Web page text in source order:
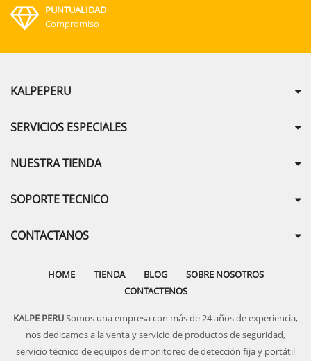
PUNTUALIDAD
Compromiso
KALPEPERU
SERVICIOS ESPECIALES
NUESTRA TIENDA
SOPORTE TECNICO
CONTACTANOS
HOME TIENDA BLOG
SOBRE NOSOTROS
CONTACTENOS
KALPE PERUSomos una empresa con más de 24 años de experiencia,
nos dedicamos a la venta y servicio de productos de seguridad,
servicio técnico de equipos de monitoreo de detección fija y portátil